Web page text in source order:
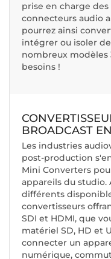
prise en charge des
connecteurs audio
pourrez ainsi
intégrer ou isoler de
nombreux modèles
besoins !
BROADCAST
Les industries
post-production
Mini Converters
appareils du studio.
différents
convertisseurs
SDI et HDMI, que
matériel SD, HD et
connecter un
numérique,